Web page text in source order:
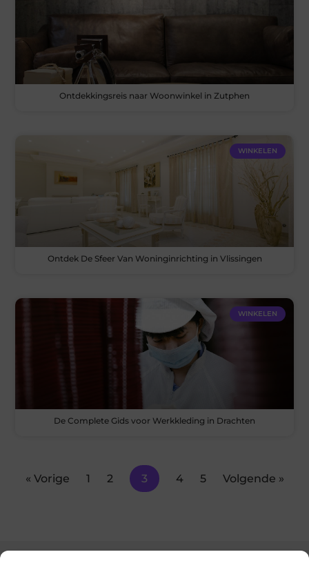
Ontdekkingsreis naar Woonwinkel in Zutphen
WINKELEN
Ontdek De Sfeer Van Woninginrichting in Vlissingen
WINKELEN
De Complete Gids voor Werkkleding in Drachten
« Vorige 1 2 3 4 5 Volgende »